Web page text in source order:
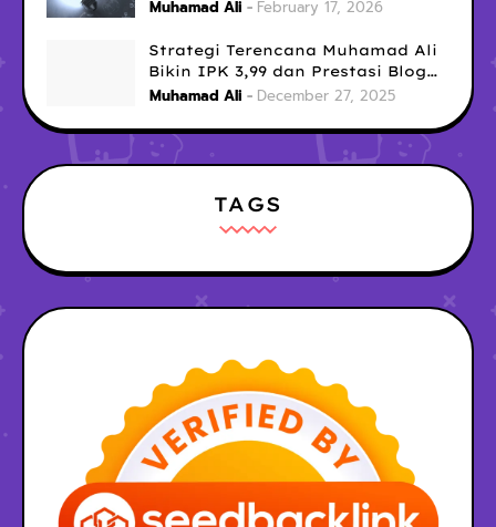
Muhamad Ali February 17, 2026
Strategi Terencana Muhamad Ali
Bikin IPK 3,99 dan Prestasi Blog
Gemilang di Era Digital
Muhamad Ali December 27, 2025
TAGS